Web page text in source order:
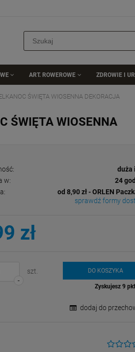
ART. ROWEROWE ZDROWIE I
ŚWIĘTA WIOSENNA DEKORACJA
ŚWIĘTA WIOSENNA
duża
w:
24
od 8,90 zł- ORLEN
płatności
sprawdź formy
zł
-
szt.
DO KOSZYKA
Zyskujesz 9pkt [
dodaj do